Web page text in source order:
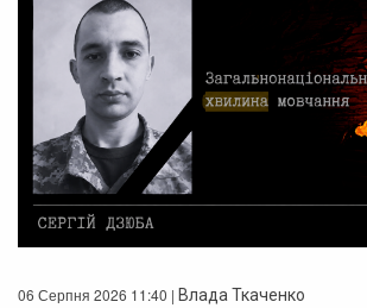
06 Серпня 2026 11:40 | Влада Ткаченко